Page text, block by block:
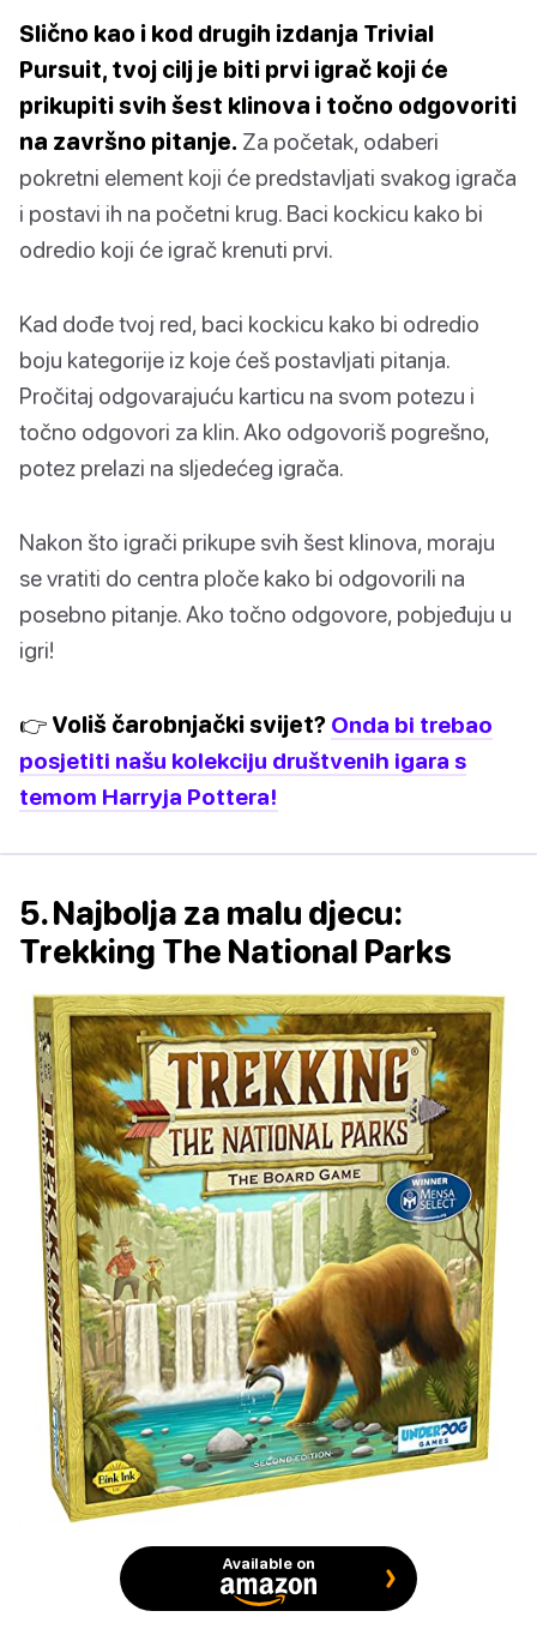
Slično kao i kod drugih izdanja Trivial
Pursuit, tvoj cilj je biti prvi igrač koji će
prikupiti svih šest klinova i točno odgovoriti
na završno pitanje. Za početak, odaberi
pokretni element koji će predstavljati svakog igrača
i postavi ih na početni krug. Baci kockicu kako bi
odredio koji će igrač krenuti prvi.
Kad dođe tvoj red, baci kockicu kako bi odredio
boju kategorije iz koje ćeš postavljati pitanja.
Pročitaj odgovarajuću karticu na svom potezu i
točno odgovori za klin. Ako odgovoriš pogrešno,
potez prelazi na sljedećeg igrača.
Nakon što igrači prikupe svih šest klinova, moraju
se vratiti do centra ploče kako bi odgovorili na
posebno pitanje. Ako točno odgovore, pobjeđuju u
igri!
👉 Voliš čarobnjački svijet? Onda bi trebao
posjetiti našu kolekciju društvenih igara s
temom Harryja Pottera!
5. Najbolja za malu djecu:
Trekking The National Parks
Available on